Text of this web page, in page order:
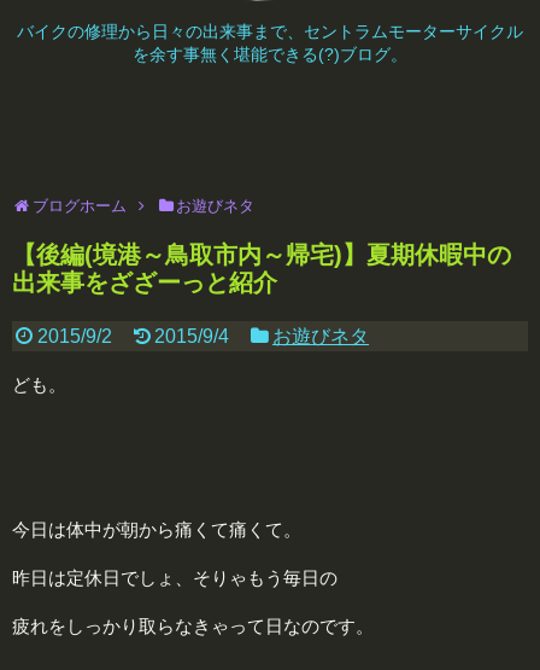
バイクの修理から日々の出来事まで、セントラムモーターサイクル
を余す事無く堪能できる(?)ブログ。
ブログホーム お遊びネタ
【後編(境港～鳥取市内～帰宅)】夏期休暇中の
出来事をざざーっと紹介
2015/9/2 2015/9/4 お遊びネタ
ども。
今日は体中が朝から痛くて痛くて。
昨日は定休日でしょ、そりゃもう毎日の
疲れをしっかり取らなきゃって日なのです。